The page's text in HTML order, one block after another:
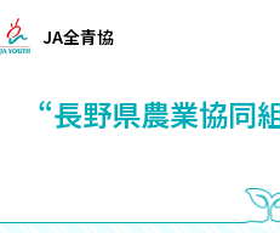
JA全青協
“長野県農業協同